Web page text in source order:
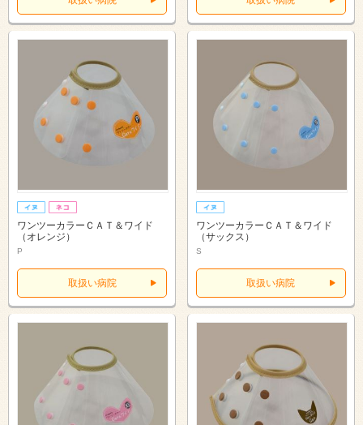
ワンツーカラーＣＡＴ＆ワイド
（オレンジ）
P
取扱い病院
ワンツーカラーＣＡＴ＆ワイド
（サックス）
S
取扱い病院